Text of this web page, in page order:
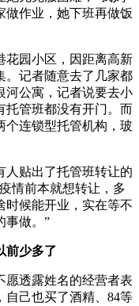
做作业，她下班再做饭
园小区，因距离高新
。记者随意去了几家都
河公寓，记者说要去小
托管班都没有开门。而
个连锁型托管机构，玻
贴出了托管班转让的
情前本就想转让，多
时候能开业，实在等不
事做。”
前少多了
透露姓名的经营者表
自己也买了酒精、84等